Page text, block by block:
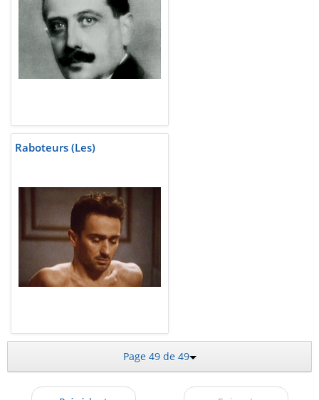
Raboteurs (Les)
Page 49 de 49